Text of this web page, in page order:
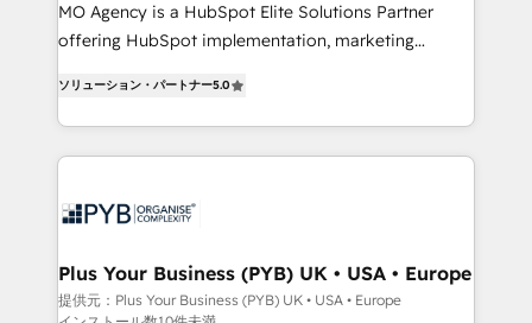
object setup, CMS builds, and full-funnel automation.
- Dashboards, lifecycle campaigns, and lead
Ongoing optimization, managed support, and
scalable retainers. Let’s make HubSpot your most
drive results.
MO Agency is a HubSpot Elite Solutions Partner
offering HubSpot implementation, marketing
paid media, content marketing, AEO and GEO (AI
search optimisation), and HubSpot Content Hub and
WordPress development. We work with enterprise
professional services, financial services and
Town, Dubai & London. 500+ HubSpot CRM
implementations delivered. AI visibility coverage
ソリューション・パートナー5.0
Plus Your Business (PYB) UK • USA • Europe
提供元：Plus Your Business (PYB) UK • USA • Europe